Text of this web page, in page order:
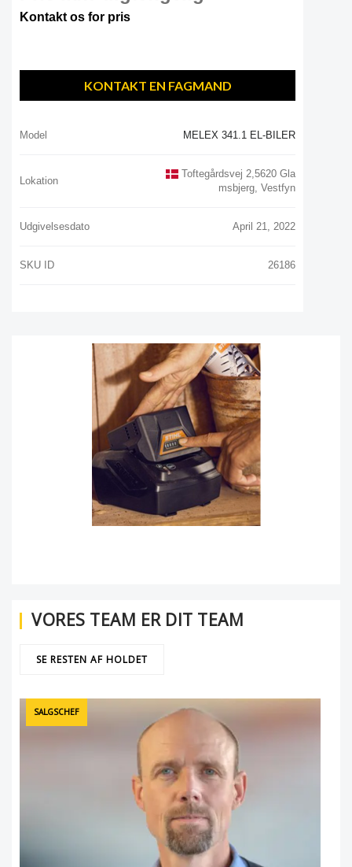
Kontakt os for pris
KONTAKT EN FAGMAND
Model MELEX 341.1 EL-BILER
Lokation
Toftegårdsvej 2,5620 Gla
Msbjerg, Vestfyn
Udgivelsesdato April 21, 2022
SKU ID 26186
VORES TEAM ER DIT TEAM
SE RESTEN AF HOLDET
SALGSCHEF